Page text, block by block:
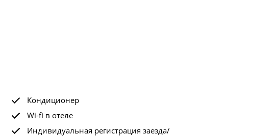
Кондиционер
Wi-fi в отеле
Индивидуальная регистрация заезда/